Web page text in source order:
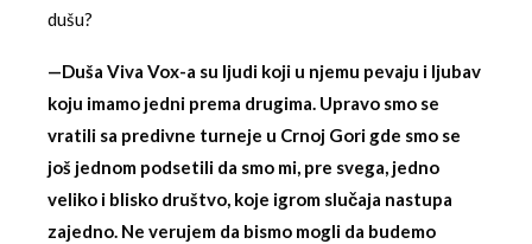
dušu?
—Duša Viva Vox-a su ljudi koji u njemu pevaju i ljubav
koju imamo jedni prema drugima. Upravo smo se
vratili sa predivne turneje u Crnoj Gori gde smo se
još jednom podsetili da smo mi, pre svega, jedno
veliko i blisko društvo, koje igrom slučaja nastupa
zajedno. Ne verujem da bismo mogli da budemo